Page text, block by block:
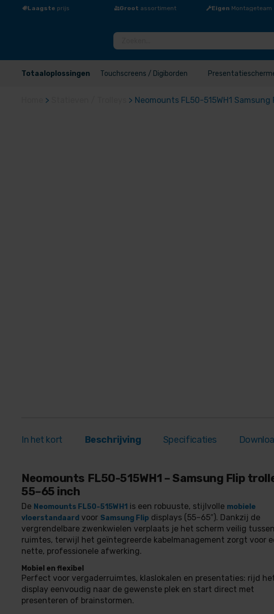
Laagste prijs Groot assortiment Eigen Montageteam
Totaaloplossingen Touchscreens / Digiborden
> > Neomounts FL50-515WH1
In het kort Beschrijving Specificaties
Neomounts FL50-515WH1 – Samsung Flip
55–65 inch
De Neomounts FL50-515WH1 is een robuuste, stijlvolle mobiele
vloerstandaard voor Samsung Flip displays (55–65″). Dankzij de
vergrendelbare zwenkwielen verplaats je het scherm veilig tussen
ruimtes, terwijl het geïntegreerde kabelmanagement zorgt voor
nette, professionele afwerking.
Mobiel en flexibel
Perfect voor vergaderruimtes, klaslokalen en presentaties: rijd
display eenvoudig naar de gewenste plek en start direct met
presenteren of brainstormen.